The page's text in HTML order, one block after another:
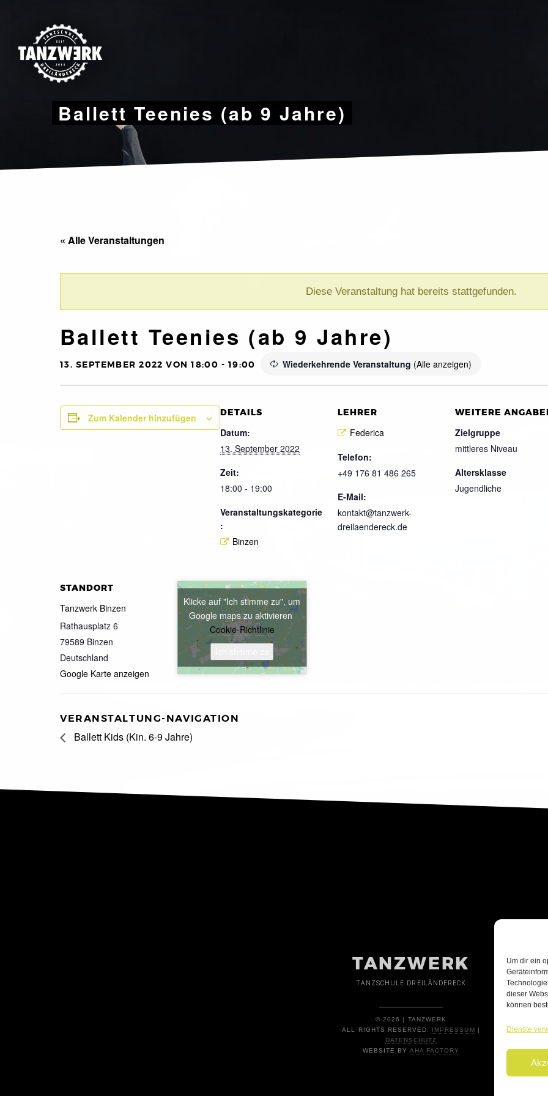
Um dir ein
dieser
können
Dienste
Ballett Teenies (ab 9 Jahre)
« Alle Veranstaltungen
Diese Veranstaltung hat bereits stattgefunden.
Ballett Teenies (ab 9 Jahre)
13. SEPTEMBER 2022 VON 18:00 - 19:00 Wiederkehrende Veranstaltung (Alle anzeigen)
Zum Kalender hinzufügen DETAILS
Datum:
13. September 2022
Zeit:
18:00 - 19:00
Veranstaltungskategorie
:
Binzen
LEHRER
Federica
Telefon:
+49 176 81 486 265
E-Mail:
kontakt@tanzwerk-
dreilaendereck.de
WEITERE
Zielgruppe
mittleres Niveau
Altersklasse
Jugendliche
STANDORT
Tanzwerk Binzen
Rathausplatz 6
79589 Binzen
Deutschland
Google Karte anzeigen
Klicke auf "Ich stimme zu", um
Google maps zu aktivieren
Cookie-Richtlinie
VERANSTALTUNG-NAVIGATION
Ballett Kids (Kin. 6-9 Jahre)
TANZWERK
TANZSCHULE DREILÄNDERECK
© 2026 | TANZWERK
ALL RIGHTS RESERVED. IMPRESSUM |
DATENSCHUTZ
WEBSITE BY AHA FACTORY